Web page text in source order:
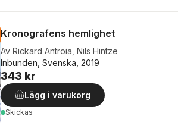
Kronografens hemlighet
Av Rickard Antroia Nils Hintze
Inbunden, Svenska, 2019
343 kr
Lägg i varukorg
Skickas